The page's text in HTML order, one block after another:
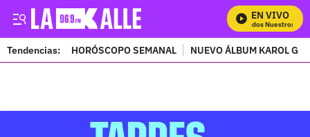
EN VIVO
Mira Todos Nuestros Programas
Tendencias: HORÓSCOPO SEMANAL NUEVO ÁLBUM KAROL G